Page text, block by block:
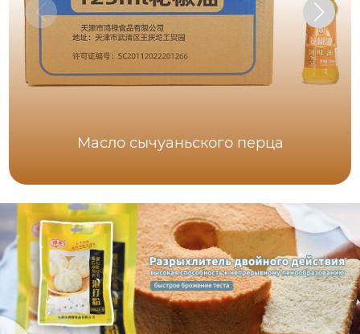
Масло сычуаньского перца